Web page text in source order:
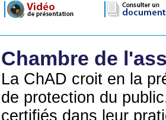
Chambre de
La ChAD croit en la
de protection du
certifiés dans leur